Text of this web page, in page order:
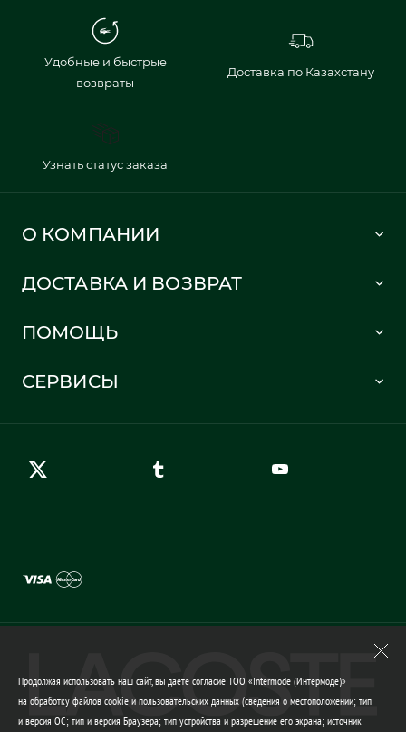
Удобные и быстрые
возвраты
Доставка по Казахстану
Узнать статус заказа
О КОМПАНИИ
Политика в отношении обработки персональных данных
ДОСТАВКА И ВОЗВРАТ
Информация о доставке
Правила возврата
ПОМОЩЬ
Карта сайта
СЕРВИСЫ
Продолжая использовать наш сайт, вы даете согласие ТОО «Intermode (Интермоде)»
на обработку файлов cookie и пользовательских данных (сведения о местоположении; тип
и версия ОС; тип и версия Браузера; тип устройства и разрешение его экрана; источник